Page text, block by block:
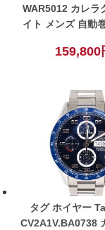
WAR5012 カレラ
イト メンズ 自動
159,800
タグ ホイヤー
CV2A1V.BA0738